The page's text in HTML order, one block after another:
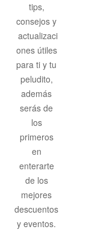
tips,
consejos y
actualizaci
ones útiles
para ti y tu
peludito,
además
serás de
los
primeros
en
enterarte
de los
mejores
descuentos
y eventos.